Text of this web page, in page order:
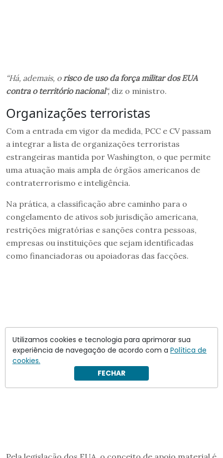
“Há, ademais, o risco de uso da força militar dos EUA
contra o território nacional“, diz o ministro.
Organizações terroristas
Com a entrada em vigor da medida, PCC e CV passam
a integrar a lista de organizações terroristas
estrangeiras mantida por Washington, o que permite
uma atuação mais ampla de órgãos americanos de
contraterrorismo e inteligência.
Na prática, a classificação abre caminho para o
congelamento de ativos sob jurisdição americana,
restrições migratórias e sanções contra pessoas,
empresas ou instituições que sejam identificadas
como financiadoras ou apoiadoras das facções.
Utilizamos cookies e tecnologia para aprimorar sua
experiência de navegação de acordo com a Política de
cookies.
FECHAR